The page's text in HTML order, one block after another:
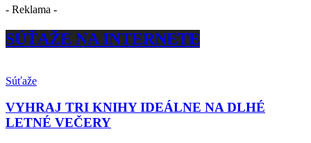
- Reklama -
SÚŤAŽE NA INTERNETE
Súťaže
VYHRAJ TRI KNIHY IDEÁLNE NA DLHÉ
LETNÉ VEČERY